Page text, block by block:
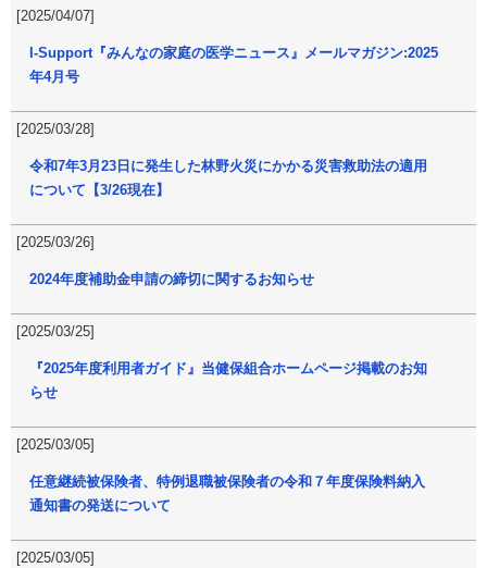
[2025/04/07]
I-Support『みんなの家庭の医学ニュース』メールマガジン:2025
年4月号
[2025/03/28]
令和7年3月23日に発生した林野火災にかかる災害救助法の適用
について【3/26現在】
[2025/03/26]
2024年度補助金申請の締切に関するお知らせ
[2025/03/25]
『2025年度利用者ガイド』当健保組合ホームページ掲載のお知
らせ
[2025/03/05]
任意継続被保険者、特例退職被保険者の令和７年度保険料納入
通知書の発送について
[2025/03/05]